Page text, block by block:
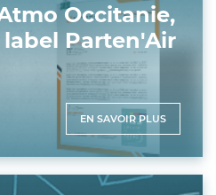
Occitanie,
Parten'Air
EN SAVOIR PLUS